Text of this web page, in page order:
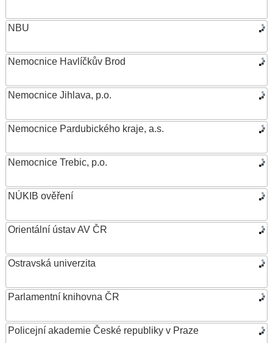
NBU
Nemocnice Havlíčkův Brod
Nemocnice Jihlava, p.o.
Nemocnice Pardubického kraje, a.s.
Nemocnice Trebic, p.o.
NÚKIB ověření
Orientální ústav AV ČR
Ostravská univerzita
Parlamentní knihovna ČR
Policejní akademie České republiky v Praze